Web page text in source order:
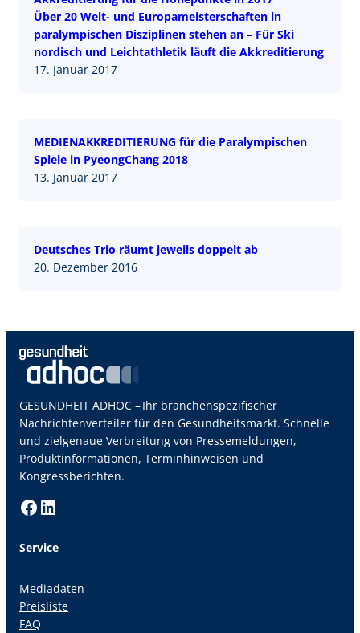
Über 20 Welt- und Europameisterschaften in
paralympischen Disziplinen stehen an – Für Ski
nordisch und Leichtathletik läuft die Akkreditierung
17. Januar 2017
MEDIENAKKREDITIERUNG für die Paralympischen
Spiele in PyeongChang 2018
13. Januar 2017
Deutsches Trio räumt jeweils doppelt ab
20. Dezember 2016
GESUNDHEIT ADHOC – Ihr branchenspezifischer
Nachrichtenverteiler für den Gesundheitsmarkt. Schnelle
und zielgenaue Verbreitung von Pressemeldungen,
Produktinformationen, Terminhinweisen und
Kongressberichten.
Facebook LinkedIn
Service
Mediadaten
Preisliste
FAQ